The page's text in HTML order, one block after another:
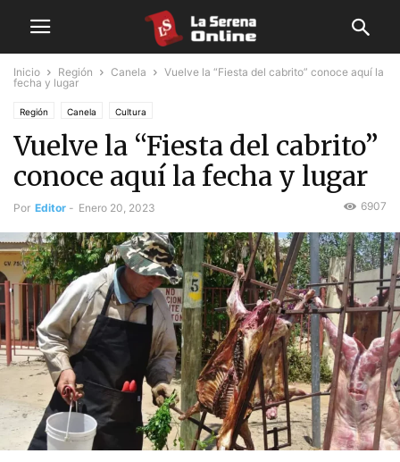
Inicio Región Canela
Vuelve la “Fiesta del cabrito” conoce aquí la
fecha y lugar
Región Canela Cultura
Vuelve la “Fiesta del cabrito”
conoce aquí la fecha y lugar
Por Editor - Enero 20, 2023 6907